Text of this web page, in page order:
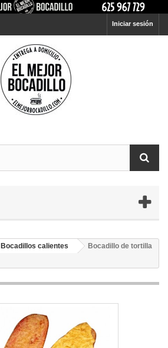
Iniciar sesión
Bocadillos calientes
Bocadillo de tortilla